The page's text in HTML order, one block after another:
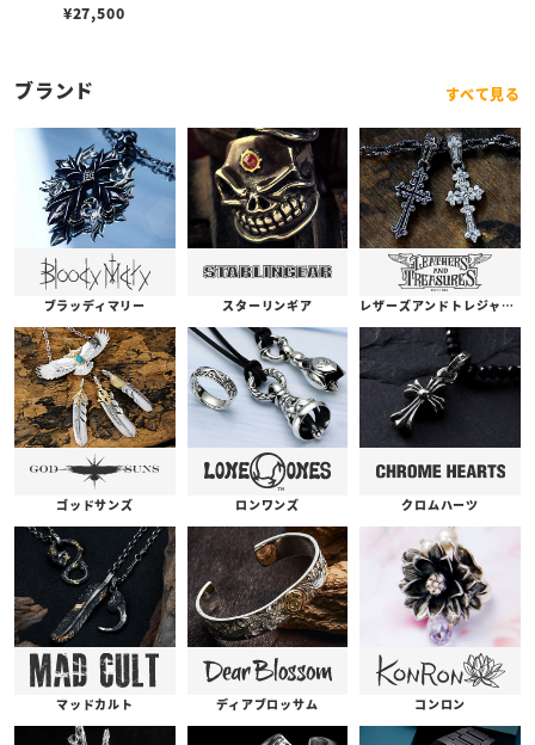
¥27,500
ブランド すべて見る
ブラッディマリー スターリンギア レザーズアンドトレジャーズ
ゴッドサンズ ロンワンズ クロムハーツ
マッドカルト ディアブロッサム コンロン